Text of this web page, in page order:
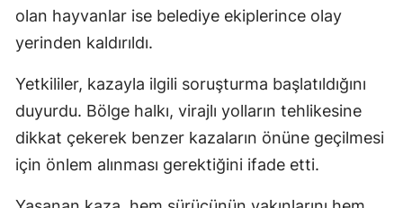
olan hayvanlar ise belediye ekiplerince olay
yerinden kaldırıldı.
Yetkililer, kazayla ilgili soruşturma başlatıldığını
duyurdu. Bölge halkı, virajlı yolların tehlikesine
dikkat çekerek benzer kazaların önüne geçilmesi
için önlem alınması gerektiğini ifade etti.